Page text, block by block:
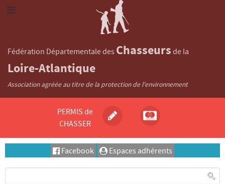
Fédération Départementale des Chasseurs de la
Loire-Atlantique
Association agréée au titre de la protection de l'environnement
PERMIS de
CHASSER
Facebook Espaces adhérents